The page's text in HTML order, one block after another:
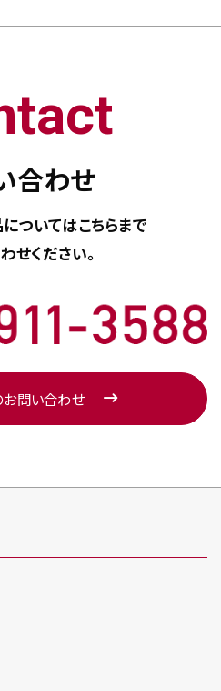
合わせ
ついてはこちらまで
せください。
お問い合わせ